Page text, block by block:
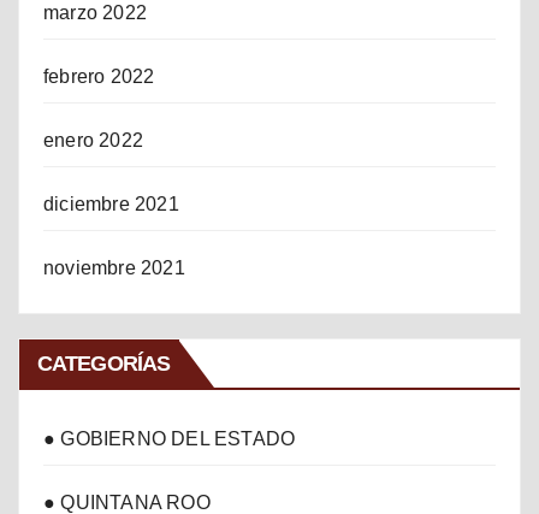
marzo 2022
febrero 2022
enero 2022
diciembre 2021
noviembre 2021
CATEGORÍAS
● GOBIERNO DEL ESTADO
● QUINTANA ROO